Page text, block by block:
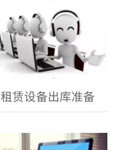
租赁设备出库准备